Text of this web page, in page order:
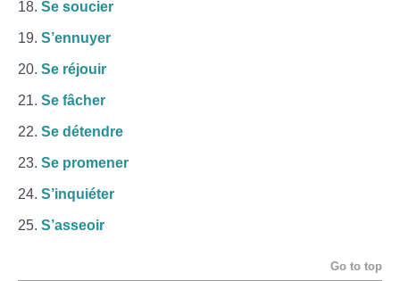
Se soucier
S’ennuyer
Se réjouir
Se fâcher
Se détendre
Se promener
S’inquiéter
S’asseoir
Go to top